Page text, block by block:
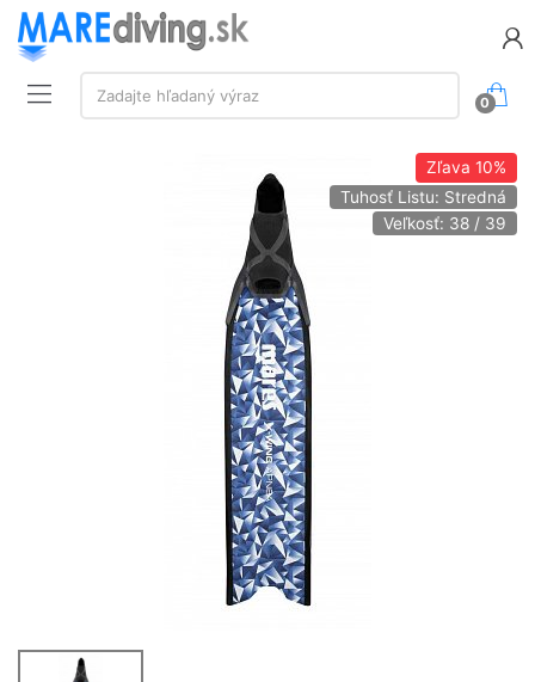
Vyhľadávanie:
Zadajte hľadaný výraz
0
Zľava 10%
Tuhosť Listu: Stredná
Veľkosť: 38 / 39